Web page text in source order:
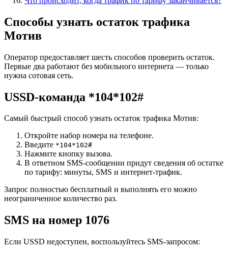
Способы узнать остаток трафика
Мотив
Оператор предоставляет шесть способов проверить остаток.
Первые два работают без мобильного интернета — только
нужна сотовая сеть.
USSD-команда *104*102#
Самый быстрый способ узнать остаток трафика Мотив:
Откройте набор номера на телефоне.
Введите *104*102#
Нажмите кнопку вызова.
В ответном SMS-сообщении придут сведения об остатке
по тарифу: минуты, SMS и интернет-трафик.
Запрос полностью бесплатный и выполнять его можно
неограниченное количество раз.
SMS на номер 1076
Если USSD недоступен, воспользуйтесь SMS-запросом: